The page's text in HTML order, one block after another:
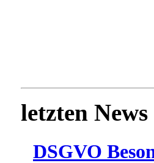
letzten News
DSGVO